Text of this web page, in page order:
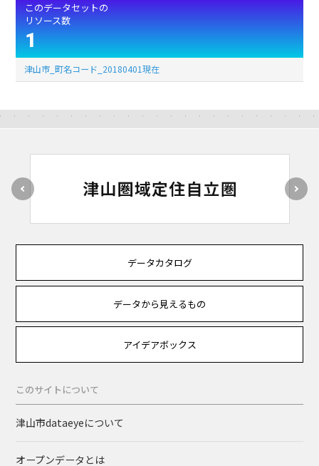
このデータセットの
リソース数
1
津山市_町名コード_20180401現在
データカタログ
データから見えるもの
アイデアボックス
このサイトについて
津山市dataeyeについて
オープンデータとは